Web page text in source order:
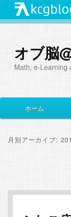
オブ脳
Math, e-Learning
イ
メ
サ
ホーム
月別アーカイブ:
ナ